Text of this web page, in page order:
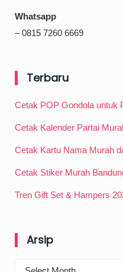
Whatsapp
– 0815 7260 6669
Terbaru
Cetak POP Gondola untuk
Cetak Kalender Partai
Cetak Kartu Nama Murah
Cetak Stiker Murah
Tren Gift Set & Hampers
Arsip
Arsip